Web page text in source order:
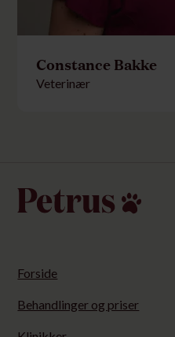
Constance Bakke
Veterinær
Forside
Behandlinger og priser